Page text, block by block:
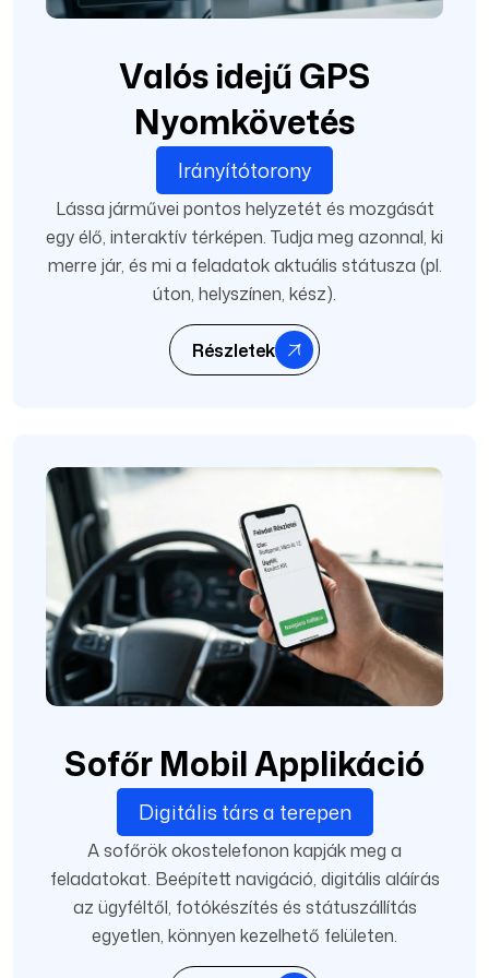
Valós idejű GPS
Nyomkövetés
Irányítótorony
Lássa járművei pontos helyzetét és mozgását
egy élő, interaktív térképen. Tudja meg azonnal, ki
merre jár, és mi a feladatok aktuális státusza (pl.
úton, helyszínen, kész).
Részletek
Sofőr Mobil Applikáció
Digitális társ a terepen
A sofőrök okostelefonon kapják meg a
feladatokat. Beépített navigáció, digitális aláírás
az ügyféltől, fotókészítés és státuszállítás
egyetlen, könnyen kezelhető felületen.